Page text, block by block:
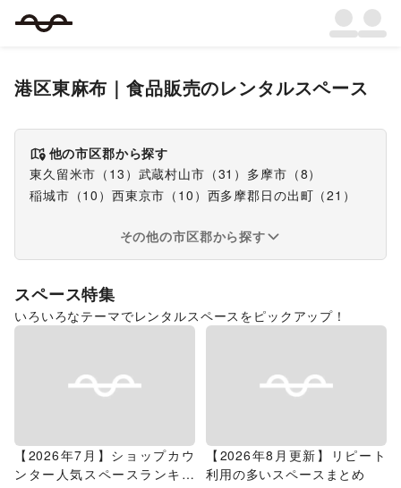
港区東麻布 ｜食品販売のレンタルスペース
他の市区郡から探す
東久留米市 （ 13 ） 武蔵村山市 （31 ） 多摩市 （8）
稲城市 （10 ） 西東京市 （ 10 ） 西多摩郡日の出町 （21 ）
その他の市区郡から探す
スペース特集
いろいろなテーマでレンタルスペースをピックアップ！
【2026年7月】ショップカウ
ンター人気スペースランキン
【2026年8月更新】リピート
利用の多いスペースまとめ